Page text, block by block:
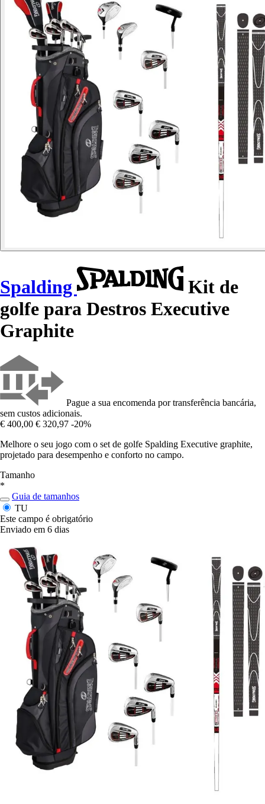
Spalding
Kit de
golfe para Destros Executive
Graphite
Pague a sua encomenda por transferência bancária,
sem custos adicionais.
€ 400,00 € 320,97 -20%
Melhore o seu jogo com o set de golfe Spalding Executive graphite,
projetado para desempenho e conforto no campo.
Tamanho
*
Guia de tamanhos
TU
Este campo é obrigatório
Enviado em 6 dias